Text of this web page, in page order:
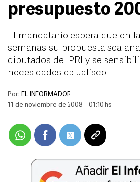
presupuesto
El mandatario espera que en
semanas su propuesta sea
diputados del PRI y se
necesidades de Jalisco
Por: EL INFORMADOR
11 de noviembre de 2008 - 01:10 hs